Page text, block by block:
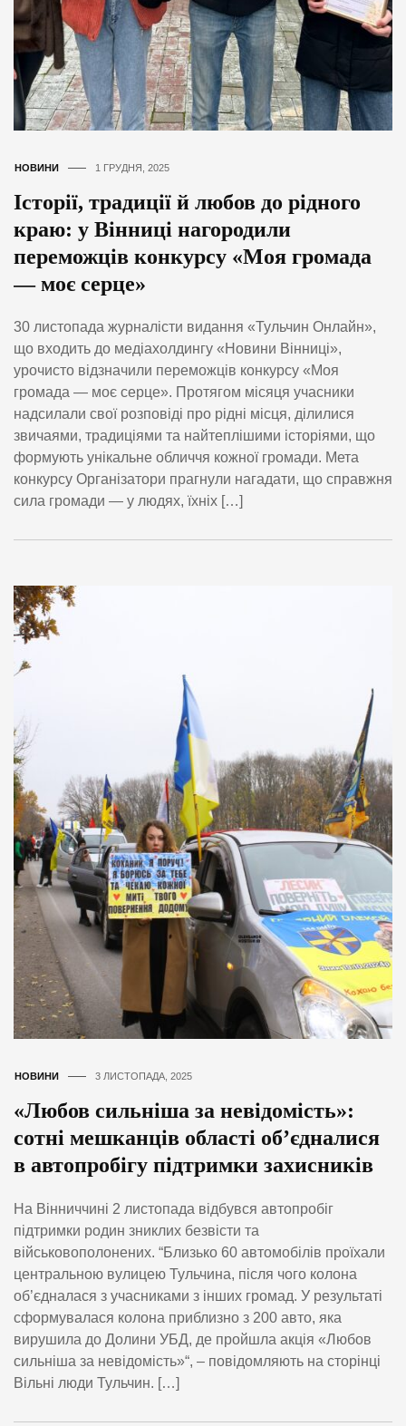
НОВИНИ 1 ГРУДНЯ, 2025
Історії, традиції й любов до рідного
краю: у Вінниці нагородили
переможців конкурсу «Моя громада
— моє серце»
30 листопада журналісти видання «Тульчин Онлайн»,
що входить до медіахолдингу «Новини Вінниці»,
урочисто відзначили переможців конкурсу «Моя
громада — моє серце». Протягом місяця учасники
надсилали свої розповіді про рідні місця, ділилися
звичаями, традиціями та найтеплішими історіями, що
формують унікальне обличчя кожної громади. Мета
конкурсу Організатори прагнули нагадати, що справжня
сила громади — у людях, їхніх […]
НОВИНИ 3 ЛИСТОПАДА, 2025
«Любов сильніша за невідомість»:
сотні мешканців області об’єдналися
в автопробігу підтримки захисників
На Вінниччині 2 листопада відбувся автопробіг
підтримки родин зниклих безвісти та
військовополонених. “Близько 60 автомобілів проїхали
центральною вулицею Тульчина, після чого колона
об’єдналася з учасниками з інших громад. У результаті
сформувалася колона приблизно з 200 авто, яка
вирушила до Долини УБД, де пройшла акція «Любов
сильніша за невідомість»“, – повідомляють на сторінці
Вільні люди Тульчин. […]